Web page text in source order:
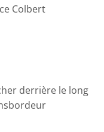
Colbert
derrière le long